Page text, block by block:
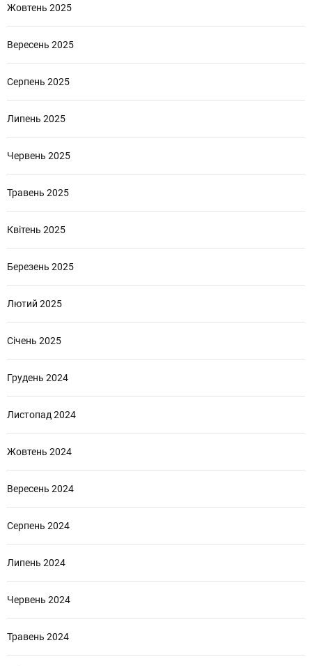
Жовтень 2025
Вересень 2025
Серпень 2025
Липень 2025
Червень 2025
Травень 2025
Квітень 2025
Березень 2025
Лютий 2025
Січень 2025
Грудень 2024
Листопад 2024
Жовтень 2024
Вересень 2024
Серпень 2024
Липень 2024
Червень 2024
Травень 2024